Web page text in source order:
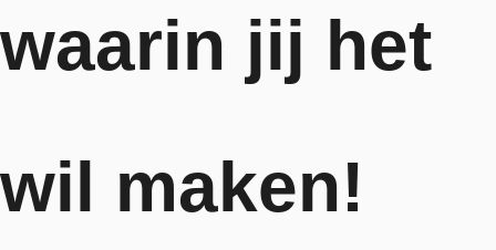
waarin jij het
wil maken!